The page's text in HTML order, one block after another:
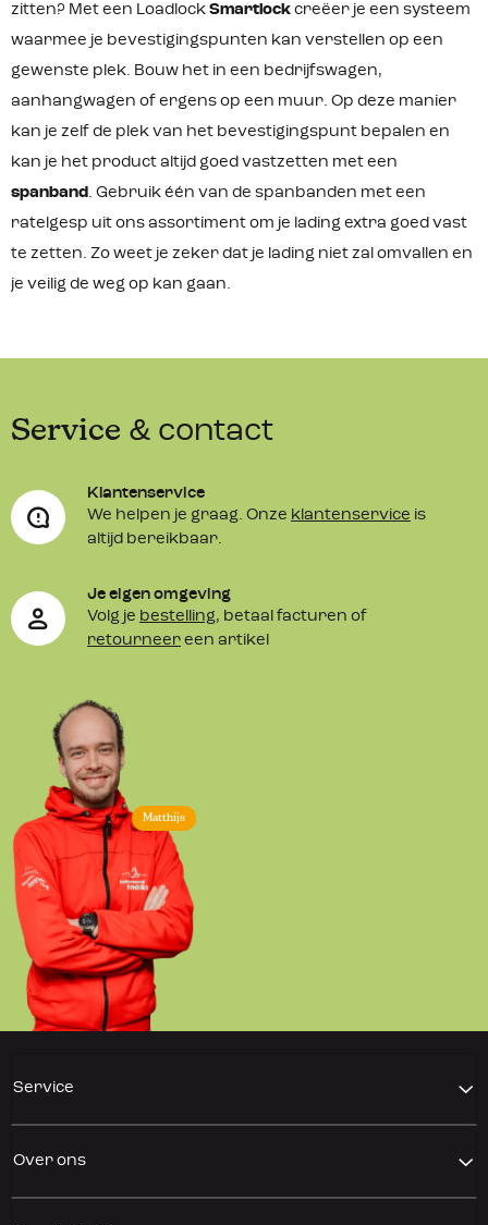
zitten? Met een Loadlock Smartlock creëer je een systeem
waarmee je bevestigingspunten kan verstellen op een
gewenste plek. Bouw het in een bedrijfswagen,
aanhangwagen of ergens op een muur. Op deze manier
kan je zelf de plek van het bevestigingspunt bepalen en
kan je het product altijd goed vastzetten met een
spanband . Gebruik één van de spanbanden met een
ratelgesp uit ons assortiment om je lading extra goed vast
te zetten. Zo weet je zeker dat je lading niet zal omvallen en
je veilig de weg op kan gaan.
Matthijs
Service & contact
Klantenservice
We helpen je graag. Onze klantenservice is
altijd bereikbaar.
Je eigen omgeving
Volg je bestelling, betaal facturen of
retourneer een artikel
Service
Over ons